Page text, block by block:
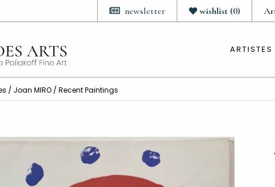
wishlist (0)
newsletter
ARTISTES
/ Joan MIRO / Recent Paintings